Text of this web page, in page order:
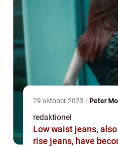
29 oktober 2023 Peter
redaktionel
Low waist jeans,
rise jeans, have